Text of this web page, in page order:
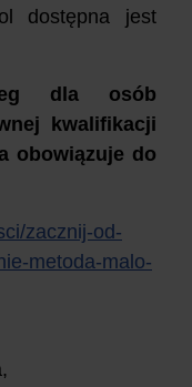
dostępna jest
dla osób
kwalifikacji
obowiązuje do
zacznij-od-
metoda-malo-